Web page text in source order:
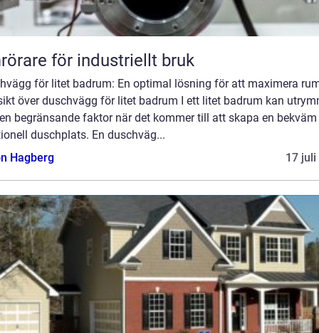
för industriellt bruk
för litet badrum: En optimal lösning för att maximera
över duschvägg för litet badrum I ett litet badrum kan
begränsande faktor när det kommer till att skapa en
duschplats. En duschväg...
Hagberg
17 juli